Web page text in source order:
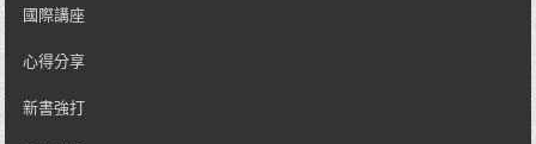
國際講座
心得分享
新書強打